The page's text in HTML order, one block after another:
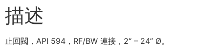
描述
止回閥，API 594，RF/BW 連接，2“ – 24” Ø。